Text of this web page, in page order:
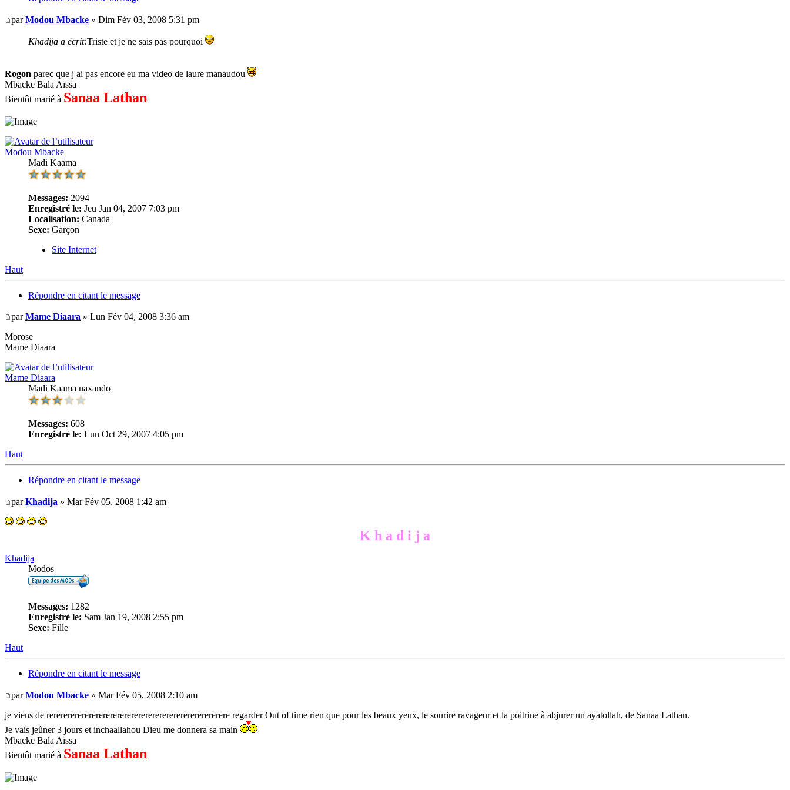
parModou Mbacke » Dim Fév 03, 2008 5:31 pm
Khadija a écrit:Triste et je ne sais pas pourquoi
Rogon parec que j ai pas encore eu ma video de laure manaudou
Mbacke Bala Aïssa
Bientôt marié à Sanaa Lathan
Modou Mbacke
Madi Kaama
Messages: 2094
Enregistré le: Jeu Jan 04, 2007 7:03 pm
Localisation: Canada
Sexe: Garçon
Site Internet
Haut
Répondre en citant le message
parMame Diaara » Lun Fév 04, 2008 3:36 am
Morose
Mame Diaara
Mame Diaara
Madi Kaama naxando
Messages: 608
Enregistré le: Lun Oct 29, 2007 4:05 pm
Haut
Répondre en citant le message
parKhadija » Mar Fév 05, 2008 1:42 am
K h a d i j a
Khadija
Modos
Messages: 1282
Enregistré le: Sam Jan 19, 2008 2:55 pm
Sexe: Fille
Haut
Répondre en citant le message
parModou Mbacke » Mar Fév 05, 2008 2:10 am
je viens de rererererererererererererererererererererererererere regarder Out of time rien que pour les beaux yeux, le sourire ravageur et la poitrine à abjurer un ayatollah, de Sanaa Lathan.
Je vais jeûner 3 jours et inchaallahou Dieu me donnera sa main
Mbacke Bala Aïssa
Bientôt marié à Sanaa Lathan